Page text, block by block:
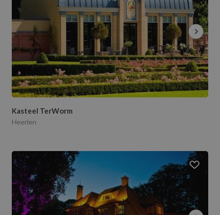
Kasteel TerWorm
Heerlen